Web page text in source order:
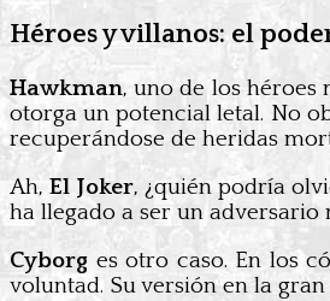
Héroes y villanos: el
Hawkman, uno de los héroes
otorga un potencial letal. No
recuperándose de heridas
Ah,El Joker, ¿quién podría
ha llegado a ser un adversario
Cyborg es otro caso. En los
voluntad. Su versión en la